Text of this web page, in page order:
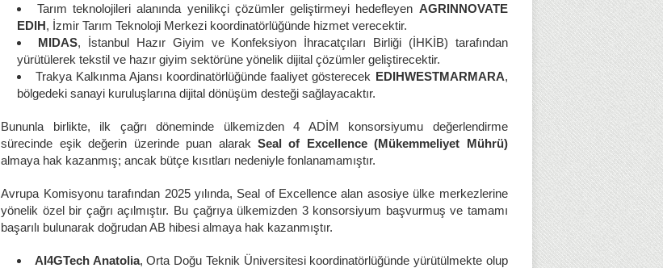
Tarım teknolojileri alanında yenilikçi çözümler geliştirmeyi hedefleyen AGRINNOVATE
EDIH, İzmir Tarım Teknoloji Merkezi koordinatörlüğünde hizmet verecektir.
MIDAS, İstanbul Hazır Giyim ve Konfeksiyon İhracatçıları Birliği (İHKİB) tarafından
yürütülerek tekstil ve hazır giyim sektörüne yönelik dijital çözümler geliştirecektir.
Trakya Kalkınma Ajansı koordinatörlüğünde faaliyet gösterecek EDIHWESTMARMARA,
bölgedeki sanayi kuruluşlarına dijital dönüşüm desteği sağlayacaktır.
Bununla birlikte, ilk çağrı döneminde ülkemizden 4 ADİM konsorsiyumu değerlendirme
sürecinde eşik değerin üzerinde puan alarak Seal of Excellence (Mükemmeliyet Mührü)
almaya hak kazanmış; ancak bütçe kısıtları nedeniyle fonlanamamıştır.
Avrupa Komisyonu tarafından 2025 yılında, Seal of Excellence alan asosiye ülke merkezlerine
yönelik özel bir çağrı açılmıştır. Bu çağrıya ülkemizden 3 konsorsiyum başvurmuş ve tamamı
başarılı bulunarak doğrudan AB hibesi almaya hak kazanmıştır.
AI4GTech Anatolia, Orta Doğu Teknik Üniversitesi koordinatörlüğünde yürütülmekte olup